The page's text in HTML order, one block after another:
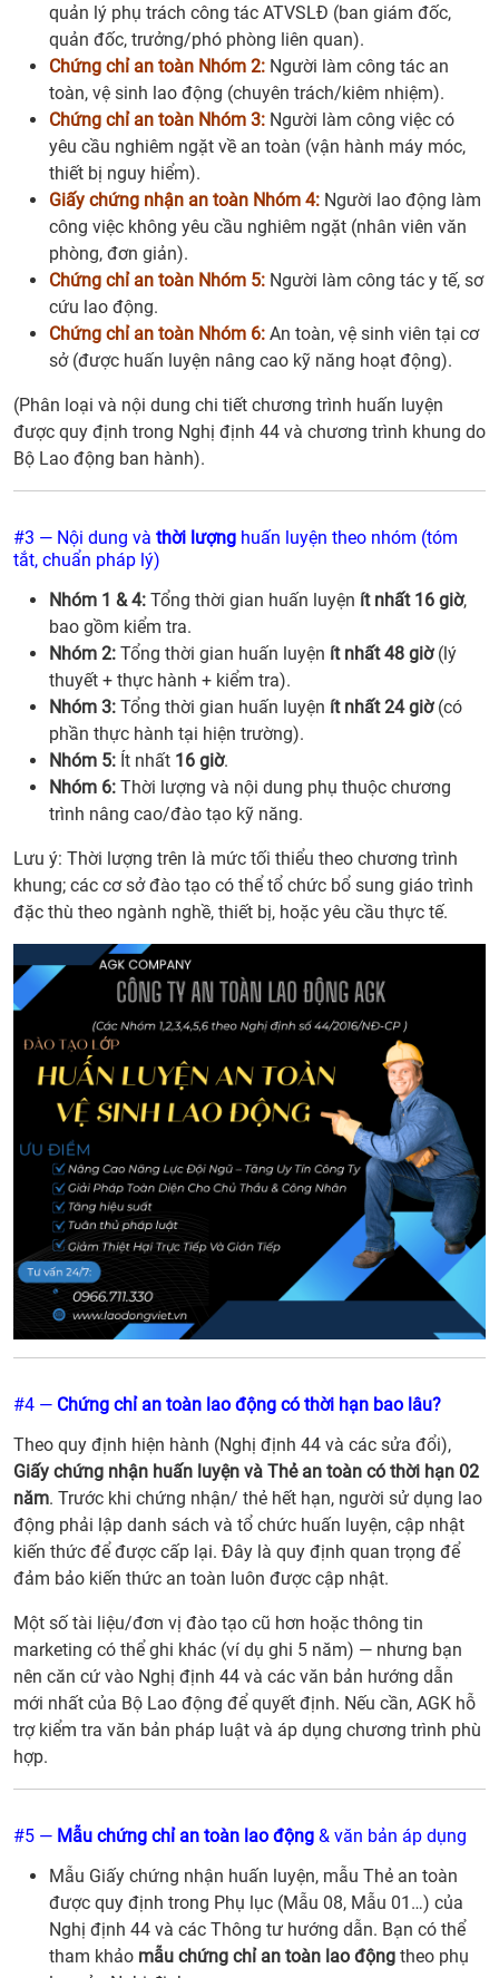
quản lý phụ trách công tác ATVSLĐ (ban giám đốc,
quản đốc, trưởng/phó phòng liên quan).
Chứng chỉ an toàn Nhóm 2: Người làm công tác an
toàn, vệ sinh lao động (chuyên trách/kiêm nhiệm).
Chứng chỉ an toàn Nhóm 3: Người làm công việc có
yêu cầu nghiêm ngặt về an toàn (vận hành máy móc,
thiết bị nguy hiểm).
Giấy chứng nhận an toàn Nhóm 4: Người lao động làm
công việc không yêu cầu nghiêm ngặt (nhân viên văn
phòng, đơn giản).
Chứng chỉ an toàn Nhóm 5: Người làm công tác y tế, sơ
cứu lao động.
Chứng chỉ an toàn Nhóm 6: An toàn, vệ sinh viên tại cơ
sở (được huấn luyện nâng cao kỹ năng hoạt động).
(Phân loại và nội dung chi tiết chương trình huấn luyện
được quy định trong Nghị định 44 và chương trình khung do
Bộ Lao động ban hành).
#3 — Nội dung và thời lượng huấn luyện theo nhóm (tóm
tắt, chuẩn pháp lý)
Nhóm 1 & 4: Tổng thời gian huấn luyện ít nhất 16 giờ,
bao gồm kiểm tra.
Nhóm 2: Tổng thời gian huấn luyện ít nhất 48 giờ(lý
thuyết + thực hành + kiểm tra).
Nhóm 3: Tổng thời gian huấn luyện ít nhất 24 giờ(có
phần thực hành tại hiện trường).
Nhóm 5: Ít nhất 16 giờ.
Nhóm 6: Thời lượng và nội dung phụ thuộc chương
trình nâng cao/đào tạo kỹ năng.
Lưu ý: Thời lượng trên là mức tối thiểu theo chương trình
khung; các cơ sở đào tạo có thể tổ chức bổ sung giáo trình
đặc thù theo ngành nghề, thiết bị, hoặc yêu cầu thực tế.
#4 — Chứng chỉ an toàn lao động có thời hạn bao lâu?
Theo quy định hiện hành (Nghị định 44 và các sửa đổi),
Giấy chứng nhận huấn luyện và Thẻ an toàn có thời hạn 02
năm. Trước khi chứng nhận/ thẻ hết hạn, người sử dụng lao
động phải lập danh sách và tổ chức huấn luyện, cập nhật
kiến thức để được cấp lại. Đây là quy định quan trọng để
đảm bảo kiến thức an toàn luôn được cập nhật.
Một số tài liệu/đơn vị đào tạo cũ hơn hoặc thông tin
marketing có thể ghi khác (ví dụ ghi 5 năm) — nhưng bạn
nên căn cứ vào Nghị định 44 và các văn bản hướng dẫn
mới nhất của Bộ Lao động để quyết định. Nếu cần, AGK hỗ
trợ kiểm tra văn bản pháp luật và áp dụng chương trình phù
hợp.
#5 — Mẫu chứng chỉ an toàn lao động & văn bản áp dụng
Mẫu Giấy chứng nhận huấn luyện, mẫu Thẻ an toàn
được quy định trong Phụ lục (Mẫu 08, Mẫu 01…) của
Nghị định 44 và các Thông tư hướng dẫn. Bạn có thể
tham khảo mẫu chứng chỉ an toàn lao động theo phụ